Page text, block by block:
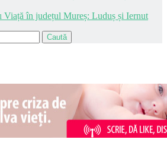
Viață în județul Mureș: Luduș și Iernut
Caută